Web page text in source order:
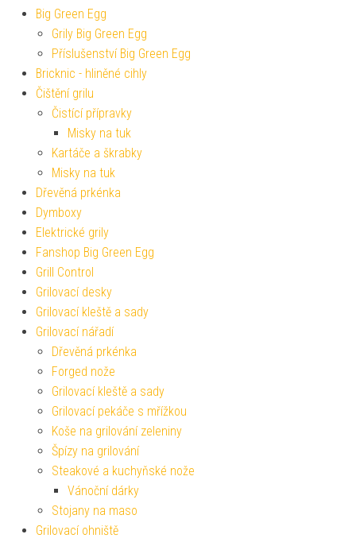
Big Green Egg
Grily Big Green Egg
Příslušenství Big Green Egg
Bricknic - hliněné cihly
Čištění grilu
Čistící přípravky
Misky na tuk
Kartáče a škrabky
Misky na tuk
Dřevěná prkénka
Dymboxy
Elektrické grily
Fanshop Big Green Egg
Grill Control
Grilovací desky
Grilovací kleště a sady
Grilovací nářadí
Dřevěná prkénka
Forged nože
Grilovací kleště a sady
Grilovací pekáče s mřížkou
Koše na grilování zeleniny
Špízy na grilování
Steakové a kuchyňské nože
Vánoční dárky
Stojany na maso
Grilovací ohniště